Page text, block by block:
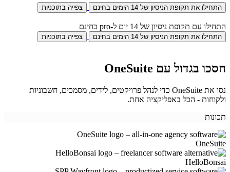
התחילו את תקופת הניסיון של 14 הימים בחינם צפייה בתוכניות
התחילו עם תקופת ניסיון של 14 יום ל-pro בחינם
התחילו את תקופת הניסיון של 14 הימים בחינם צפייה בתוכניות
חסכו בגדול עם OneSuite
נסו את OneSuite כדי לנהל פרויקטים, לידים, מסמכים, חשבוניות
ולקוחות - הכל באפליקציה אחת.
תכונות
OneSuite
HelloBonsai